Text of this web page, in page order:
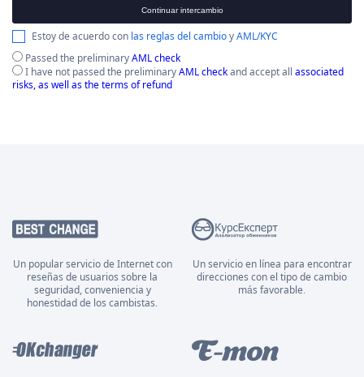
Continuar intercambio
Estoy de acuerdo con las reglas del cambioyAML/KYC
Passed the preliminaryAML check
I have not passed the preliminaryAML checkand accept all associated
risks, as well as the terms of refund
Un popular servicio de Internet con
reseñas de usuarios sobre la
seguridad, conveniencia y
honestidad de los cambistas.
Un servicio en línea para encontrar
direcciones con el tipo de cambio
más favorable.